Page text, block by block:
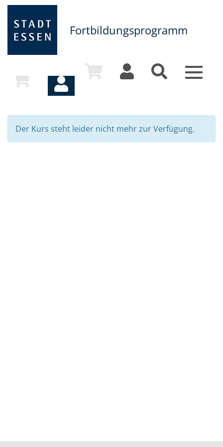
Fortbildungsprogramm
Toggle
Der Kurs steht leider nicht mehr zur Verfügung.